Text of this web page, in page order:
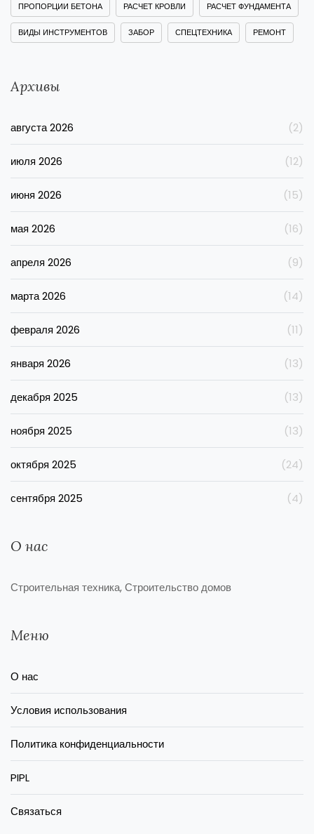
ПРОПОРЦИИ БЕТОНА РАСЧЕТ КРОВЛИ РАСЧЕТ ФУНДАМЕНТА
ВИДЫ ИНСТРУМЕНТОВ ЗАБОР СПЕЦТЕХНИКА РЕМОНТ
Архивы
августа 2026 (2)
июля 2026 (12)
июня 2026 (15)
мая 2026 (16)
апреля 2026 (9)
марта 2026 (14)
февраля 2026 (11)
января 2026 (13)
декабря 2025 (13)
ноября 2025 (13)
октября 2025 (24)
сентября 2025 (4)
О нас
Строительная техника, Строительство домов
Меню
О нас
Условия использования
Политика конфиденциальности
PIPL
Связаться